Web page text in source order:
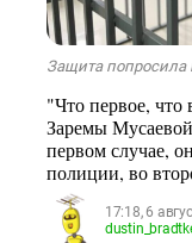
Защита попросила
"Что первое, что
Заремы
первом случае,
полиции, во
17:18, 6